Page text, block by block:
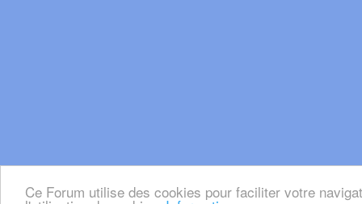
Ce Forum utilise des cookies pour faciliter votre